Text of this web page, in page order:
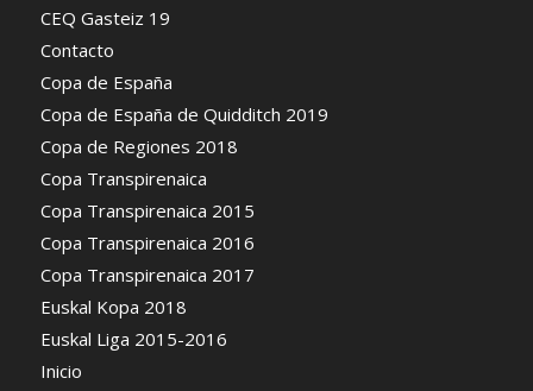
CEQ Gasteiz 19
Contacto
Copa de España
Copa de España de Quidditch 2019
Copa de Regiones 2018
Copa Transpirenaica
Copa Transpirenaica 2015
Copa Transpirenaica 2016
Copa Transpirenaica 2017
Euskal Kopa 2018
Euskal Liga 2015-2016
Inicio